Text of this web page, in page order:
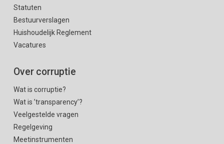
Statuten
Bestuurverslagen
Huishoudelijk Reglement
Vacatures
Over corruptie
Wat is corruptie?
Wat is ’transparency’?
Veelgestelde vragen
Regelgeving
Meetinstrumenten